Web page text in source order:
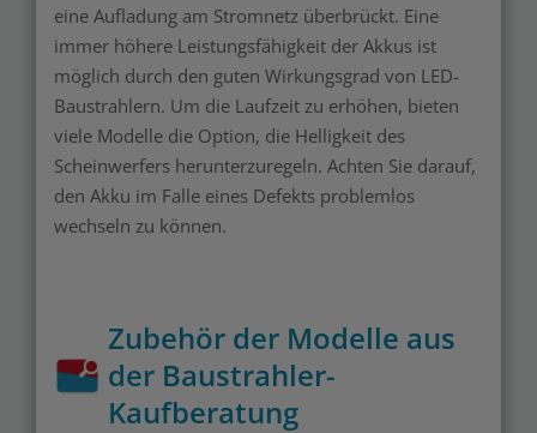
eine Aufladung am Stromnetz überbrückt. Eine
immer höhere Leistungsfähigkeit der Akkus ist
möglich durch den guten Wirkungsgrad von LED-
Baustrahlern. Um die Laufzeit zu erhöhen, bieten
viele Modelle die Option, die Helligkeit des
Scheinwerfers herunterzuregeln. Achten Sie darauf,
den Akku im Falle eines Defekts problemlos
wechseln zu können.
Zubehör der Modelle aus
der Baustrahler-
Kaufberatung